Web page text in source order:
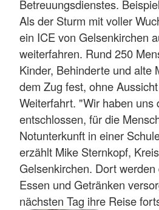
Betreuungsdienstes.
Als der Sturm mit voller
ein ICE von Gelsenkirchen
weiterfahren. Rund 250
Kinder, Behinderte und alte
dem Zug fest, ohne
Weiterfahrt. "Wir haben uns
entschlossen, für die
Notunterkunft in einer
erzählt Mike Sternkopf,
Gelsenkirchen. Dort
Essen und Getränken
nächsten Tag ihre Reise